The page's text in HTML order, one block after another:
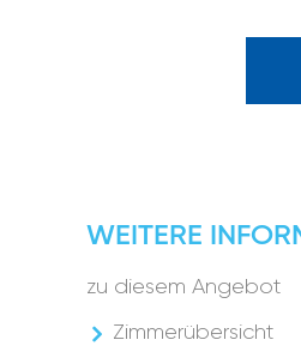
WEITERE
zu diesem Angebot
Zimmerübersicht